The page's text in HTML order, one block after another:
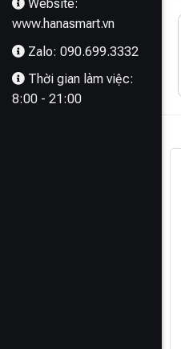
Website:
www.hanasmart.vn
Zalo: 090.699.3332
Thời gian làm việc:
8:00 - 21:00